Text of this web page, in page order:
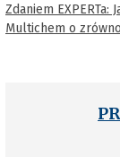
Zdaniem EXPERTa:
Multichem o